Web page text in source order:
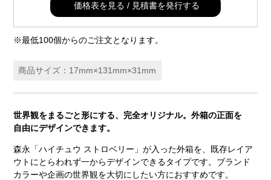
価格表を見る / 見積書を発行する
※最低100個からのご注文となります。
商品サイズ：17mm×131mm×31mm
世界観をまるごと形にする、完全オリジナル。外箱の正面を
自由にデザインできます。
森永「ハイチュウ ストロベリー」が入った外箱を、既存レイア
ウトにとらわれず一からデザインできるタイプです。ブランド
カラーや企画の世界観を大切にしたい方におすすめです。